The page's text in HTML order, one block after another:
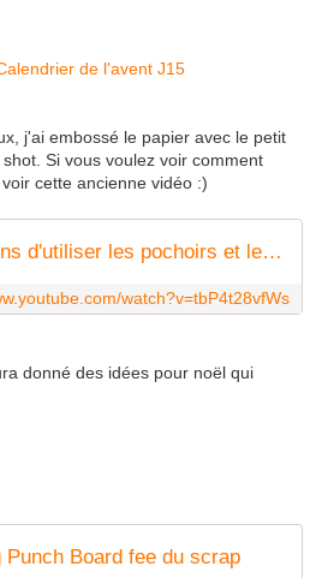
j'ai embossé le papier avec le petit
Si vous voulez voir comment
cette ancienne vidéo :)
Les différentes façons d'utiliser les pochoirs et les masques
watch?v=tbP4t28vfWs
donné des idées pour noël qui
Board fee du scrap